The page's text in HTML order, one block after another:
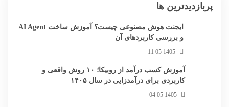
پربازدیدترین ها
ایجنت هوش مصنوعی چیست؟ آموزش ساخت AI Agent
و بررسی کاربردهای آن
1405 05 11
آموزش کسب درآمد از روبیکا؛ ۱۰ روش واقعی و
کاربردی برای درآمدزایی در سال ۱۴۰۵
1405 05 04